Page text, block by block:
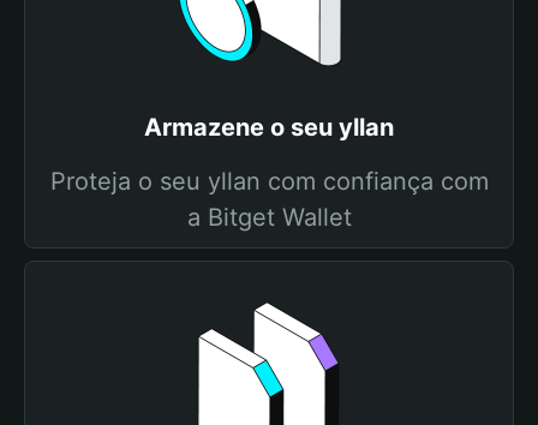
Armazene o seu yllan
Proteja o seu yllan com confiança com
a Bitget Wallet